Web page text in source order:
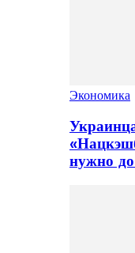
Экономика
нужно